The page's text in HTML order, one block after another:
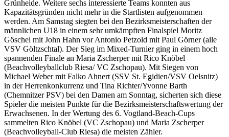
Grünheide. Weitere sechs interessierte Teams konnten aus
Kapazitätsgründen nicht mehr in die Startlisten aufgenommen
werden. Am Samstag siegten bei den Bezirksmeisterschaften der
männlichen U18 in einem sehr umkämpften Finalspiel Moritz
Göschel mit John Hahn vor Antonio Petzold mit Paul Görner (alle
VSV Göltzschtal). Der Sieg im Mixed-Turnier ging in einem hoch
spannenden Finale an Maria Zscherper mit Rico Knöbel
(Beachvolleyballclub Riesa/ VC Zschopau). Mit Siegen von
Michael Weber mit Falko Ahnert (SSV St. Egidien/VSV Oelsnitz)
in der Herrenkonkurrenz und Tina Richter/Yvonne Barth
(Chemnitzer PSV) bei den Damen am Sonntag, sicherten sich diese
Spieler die meisten Punkte für die Bezirksmeisterschaftswertung der
Erwachsenen. In der Wertung des 6. Vogtland-Beach-Cups
sammelten Rico Knöbel (VC Zschopau) und Maria Zscherper
(Beachvolleyball-Club Riesa) die meisten Zähler.